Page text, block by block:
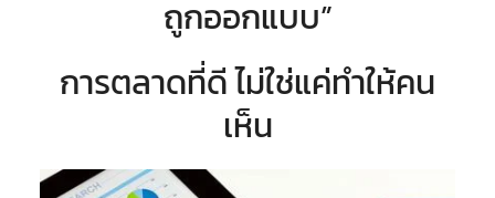
ถูกออกแบบ”
การตลาดที่ดี ไม่ใช่แค่ทำให้คน
เห็น